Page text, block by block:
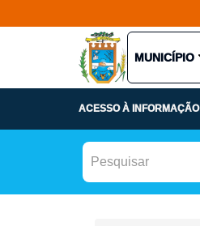
MUNICÍPIO
ACESSO À INFORMAÇÃO